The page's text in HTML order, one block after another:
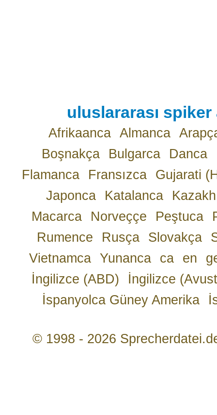
uluslararası
Afrikaanca Almanca
Boşnakça
Bulgarca Danca
Flamanca
Fransızca
Gujarati
Japonca
Katalanca
Kazakh
Macarca
Norveççe Peştuca
Rumence
Rusça Slovakça
Vietnamca
Yunanca ca en
İngilizce (ABD)
İngilizce
İspanyolca Güney Amerika
© 1998 - 2026